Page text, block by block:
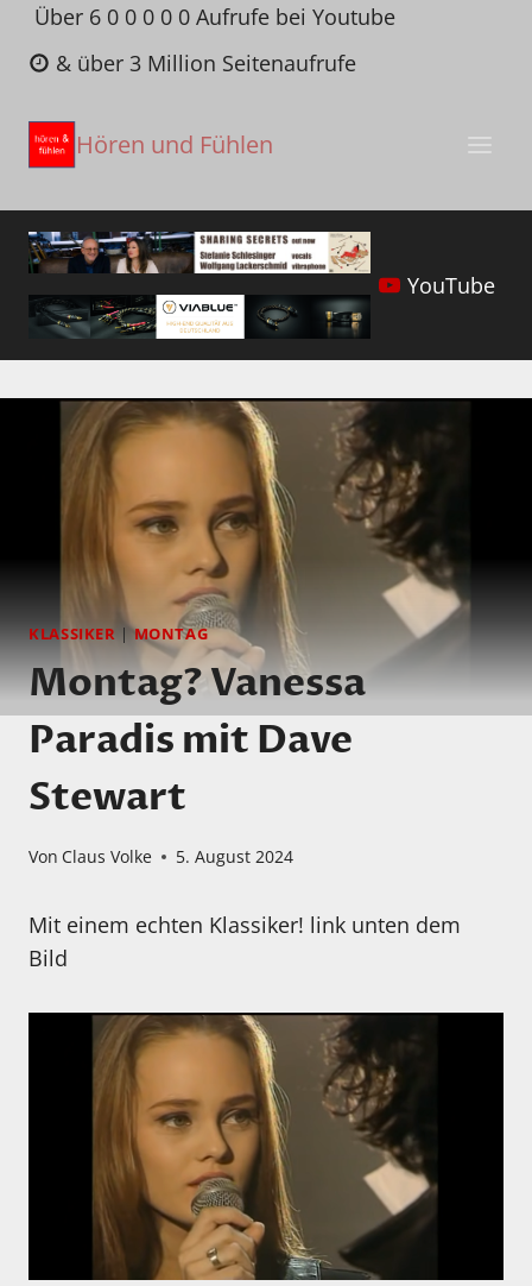
Zum
Inhalt
springen
Über 6 0 0 0 0 0 Aufrufe bei Youtube
& über 3 Million Seitenaufrufe
Hören und Fühlen
YouTube
KLASSIKER|MONTAG
Montag? Vanessa
Paradis mit Dave
Stewart
Von Claus Volke 5. August 2024
Mit einem echten Klassiker! link unten dem
Bild